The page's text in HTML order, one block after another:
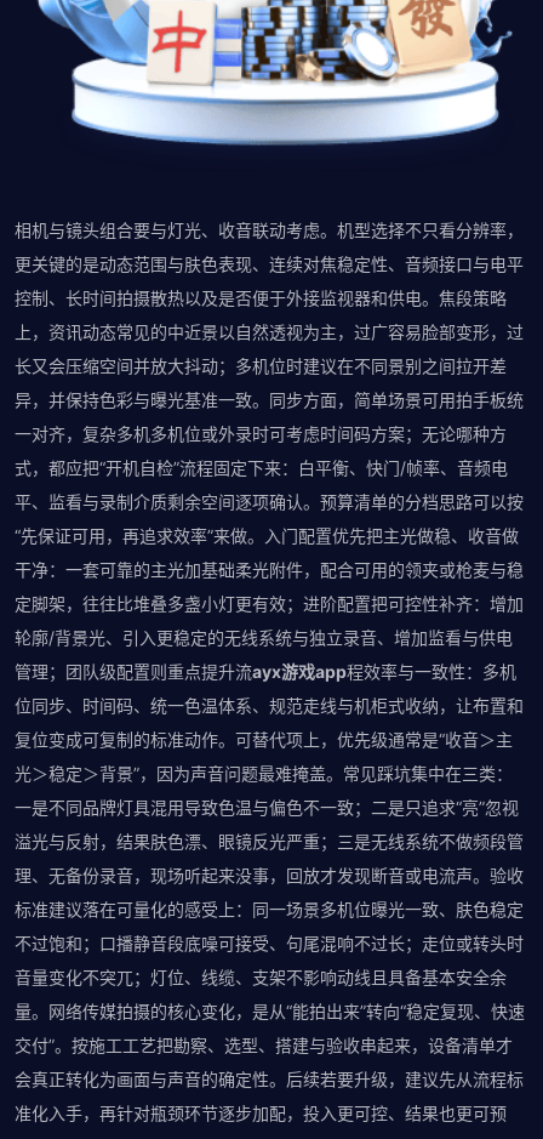
相机与镜头组合要与灯光、收音联动考虑。机型选择不只看分辨率，
更关键的是动态范围与肤色表现、连续对焦稳定性、音频接口与电平
控制、长时间拍摄散热以及是否便于外接监视器和供电。焦段策略
上，资讯动态常见的中近景以自然透视为主，过广容易脸部变形，过
长又会压缩空间并放大抖动；多机位时建议在不同景别之间拉开差
异，并保持色彩与曝光基准一致。同步方面，简单场景可用拍手板统
一对齐，复杂多机多机位或外录时可考虑时间码方案；无论哪种方
式，都应把“开机自检”流程固定下来：白平衡、快门/帧率、音频电
平、监看与录制介质剩余空间逐项确认。预算清单的分档思路可以按
“先保证可用，再追求效率”来做。入门配置优先把主光做稳、收音做
干净：一套可靠的主光加基础柔光附件，配合可用的领夹或枪麦与稳
定脚架，往往比堆叠多盏小灯更有效；进阶配置把可控性补齐：增加
轮廓/背景光、引入更稳定的无线系统与独立录音、增加监看与供电
管理；团队级配置则重点提升流ayx游戏app程效率与一致性：多机
位同步、时间码、统一色温体系、规范走线与机柜式收纳，让布置和
复位变成可复制的标准动作。可替代项上，优先级通常是“收音＞主
光＞稳定＞背景”，因为声音问题最难掩盖。常见踩坑集中在三类：
一是不同品牌灯具混用导致色温与偏色不一致；二是只追求“亮”忽视
溢光与反射，结果肤色漂、眼镜反光严重；三是无线系统不做频段管
理、无备份录音，现场听起来没事，回放才发现断音或电流声。验收
标准建议落在可量化的感受上：同一场景多机位曝光一致、肤色稳定
不过饱和；口播静音段底噪可接受、句尾混响不过长；走位或转头时
音量变化不突兀；灯位、线缆、支架不影响动线且具备基本安全余
量。网络传媒拍摄的核心变化，是从“能拍出来”转向“稳定复现、快速
交付”。按施工工艺把勘察、选型、搭建与验收串起来，设备清单才
会真正转化为画面与声音的确定性。后续若要升级，建议先从流程标
准化入手，再针对瓶颈环节逐步加配，投入更可控、结果也更可预